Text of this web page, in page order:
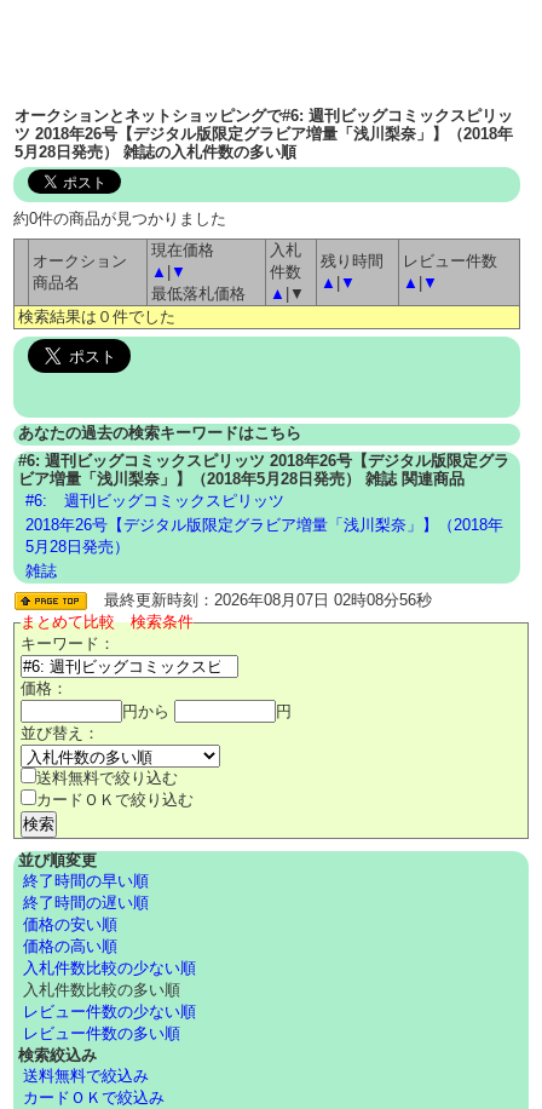
オークションとネットショッピングで#6: 週刊ビッグコミックスピリッ
ツ 2018年26号【デジタル版限定グラビア増量「浅川梨奈」】（2018年
5月28日発売） 雑誌の入札件数の多い順
約0件の商品が見つかりました
オークション
商品名
現在価格
▲ |▼
最低落札価格
入札
件数
▲ |▼
残り時間
▲ |▼
レビュー件数
▲ |▼
検索結果は０件でした
あなたの過去の検索キーワードはこちら
#6: 週刊ビッグコミックスピリッツ 2018年26号【デジタル版限定グラ
ビア増量「浅川梨奈」】（2018年5月28日発売） 雑誌 関連商品
#6:
週刊ビッグコミックスピリッツ
2018年26号【デジタル版限定グラビア増量「浅川梨奈」】（2018年
5月28日発売）
雑誌
最終更新時刻：2026年08月07日 02時08分56秒
まとめて比較 検索条件
キーワード：
価格：
円から
円
並び替え：
送料無料で絞り込む
カードＯＫで絞り込む
並び順変更
終了時間の早い順
終了時間の遅い順
価格の安い順
価格の高い順
入札件数比較の少ない順
入札件数比較の多い順
レビュー件数の少ない順
レビュー件数の多い順
検索絞込み
送料無料で絞込み
カードＯＫで絞込み